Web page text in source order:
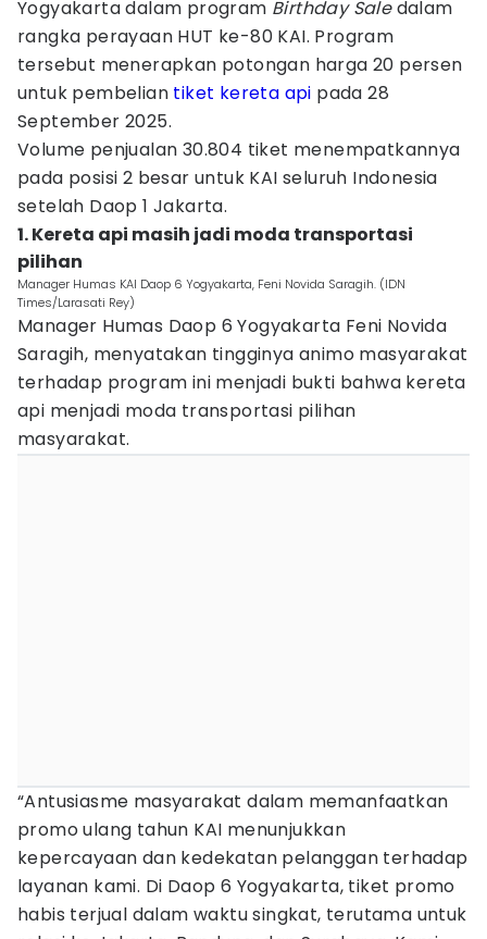
Yogyakarta dalam program Birthday Saledalam
rangka perayaan HUT ke-80 KAI. Program
tersebut menerapkan potongan harga 20 persen
untuk pembelian tiket kereta api pada 28
September 2025.
Volume penjualan 30.804 tiket menempatkannya
pada posisi 2 besar untuk KAI seluruh Indonesia
setelah Daop 1 Jakarta.
1. Kereta api masih jadi moda transportasi
pilihan
Manager Humas KAI Daop 6 Yogyakarta, Feni Novida Saragih. (IDN
Times/Larasati Rey)
Manager Humas Daop 6 Yogyakarta Feni Novida
Saragih, menyatakan tingginya animo masyarakat
terhadap program ini menjadi bukti bahwa kereta
api menjadi moda transportasi pilihan
masyarakat.
“Antusiasme masyarakat dalam memanfaatkan
promo ulang tahun KAI menunjukkan
kepercayaan dan kedekatan pelanggan terhadap
layanan kami. Di Daop 6 Yogyakarta, tiket promo
habis terjual dalam waktu singkat, terutama untuk